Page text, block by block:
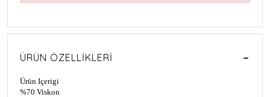
ÜRÜN ÖZELLIKLERI
Ürün Içerigi
%70 Viskon